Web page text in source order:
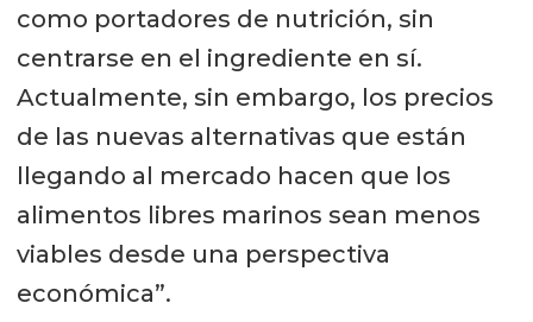
como portadores de nutrición, sin
centrarse en el ingrediente en sí.
Actualmente, sin embargo, los precios
de las nuevas alternativas que están
llegando al mercado hacen que los
alimentos libres marinos sean menos
viables desde una perspectiva
económica”.